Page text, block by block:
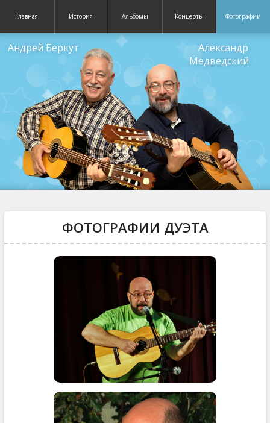
Главная История Альбомы Концерты Фотографии
Андрей Беркут
Александр
Медведский
ФОТОГРАФИИ ДУЭТА